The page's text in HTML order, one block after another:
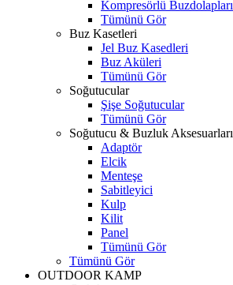
Kompresörlü Buzdolapları
Tümünü Gör
Buz Kasetleri
Jel Buz Kasedleri
Buz Aküleri
Tümünü Gör
Soğutucular
Şişe Soğutucular
Tümünü Gör
Soğutucu & Buzluk Aksesuarları
Adaptör
Elcik
Menteşe
Sabitleyici
Kulp
Kilit
Panel
Tümünü Gör
Tümünü Gör
OUTDOOR KAMP